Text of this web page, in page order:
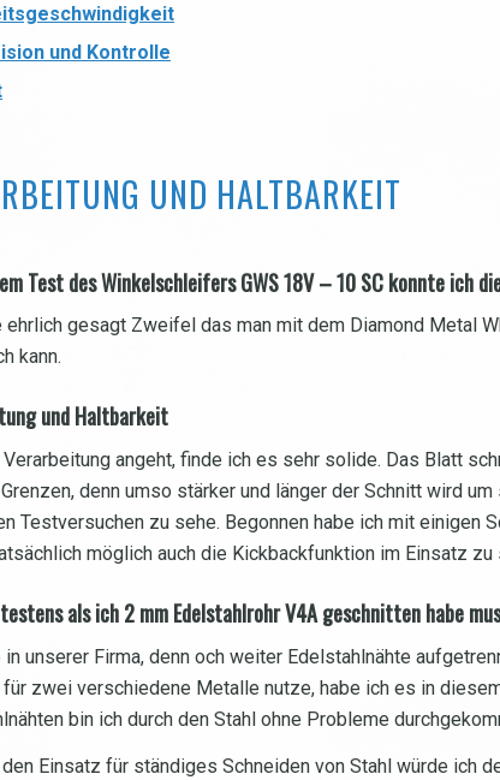
und Kontrolle
UND HALTBARKEIT
Test des Winkelschleifers GWS 18V – 10 SC konnte ich
ehrlich gesagt Zweifel das man mit dem Diamond Metal
kann.
und Haltbarkeit
angeht, finde ich es sehr solide. Das Blatt
denn umso stärker und länger der Schnitt wird
Testversuchen zu sehe. Begonnen habe ich mit einigen
möglich auch die Kickbackfunktion im Einsatz
als ich 2 mm Edelstahlrohr V4A geschnitten habe
in unserer Firma, denn och weiter Edelstahlnähte
zwei verschiedene Metalle nutze, habe ich es in
bin ich durch den Stahl ohne Probleme
Einsatz für ständiges Schneiden von Stahl würde ich